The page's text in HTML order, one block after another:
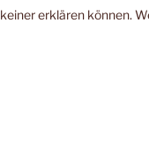
erklären können.